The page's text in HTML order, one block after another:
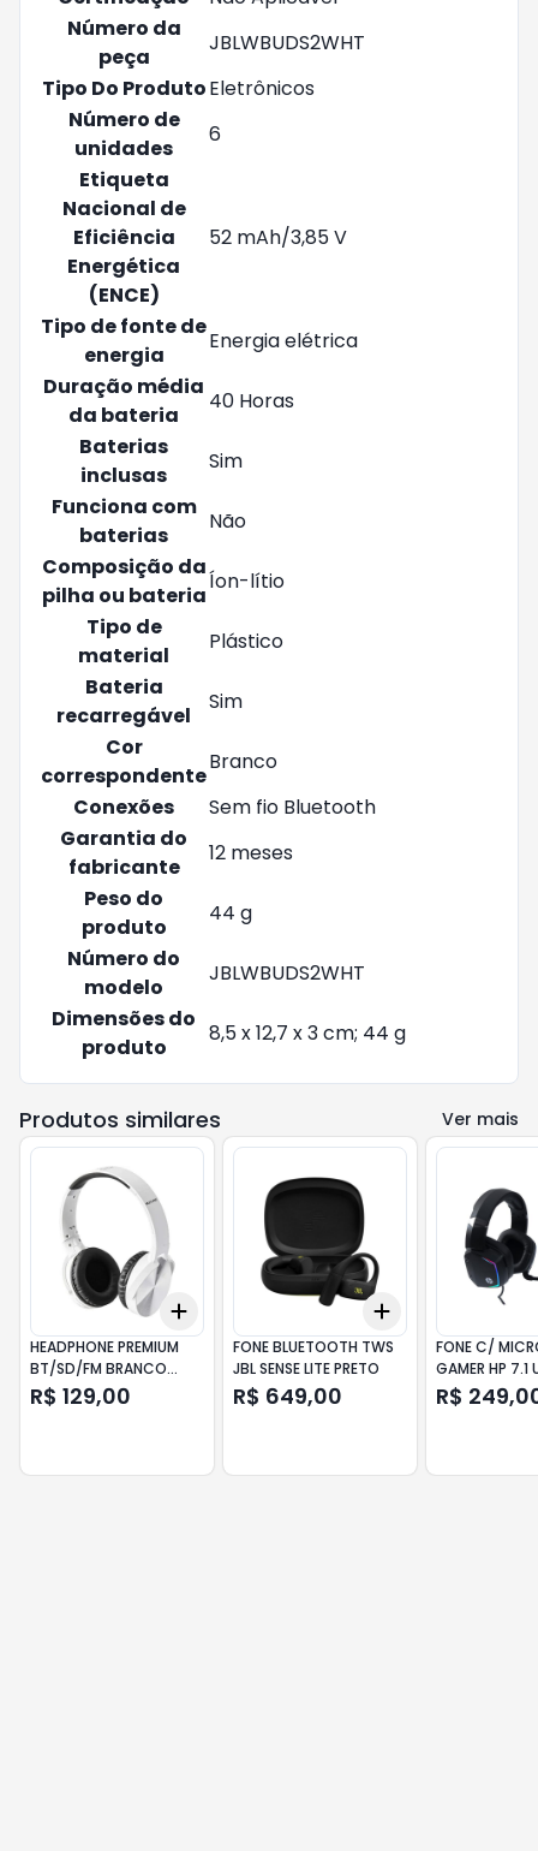
Número da
peça
‎JBLWBUDS2WHT
Tipo Do Produto‎Eletrônicos
Número de
unidades
‎6
Etiqueta
Nacional de
Eficiência
Energética
(ENCE)
‎52 mAh/3,85 V
Tipo de fonte de
energia
‎Energia elétrica
Duração média
da bateria
‎40 Horas
Baterias
inclusas
‎Sim
Funciona com
baterias
‎Não
Composição da
pilha ou bateria
‎Íon-lítio
Tipo de
material
‎Plástico
Bateria
recarregável
‎Sim
Cor
correspondente
‎Branco
Conexões
‎Sem fio Bluetooth
Garantia do
fabricante
‎12 meses
Peso do
produto
‎44 g
Número do
modelo
‎JBLWBUDS2WHT
Dimensões do
produto
‎8,5 x 12,7 x 3 cm; 44 g
Produtos similares Ver mais
Add
HEADPHONE PREMIUM
BT/SD/FM BRANCO
PH265
R$ 129,00
10
Add
FONE BLUETOOTH TWS
JBL SENSE LITE PRETO
R$ 649,00
FONE C/
GAMER HP 7.1
H320GS V2
R$